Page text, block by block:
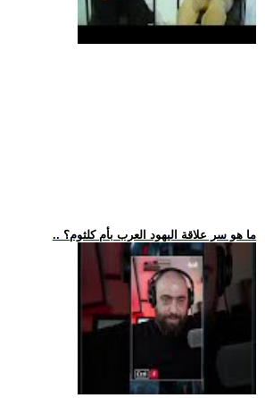
.. ما هو سر علاقة اليهود العرب بأم كلثوم؟